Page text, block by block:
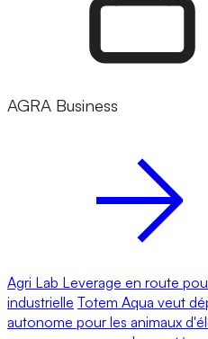
AGRA Business
Agri Lab Leverage en route
industrielle Totem Aqua veut
autonome pour les animaux